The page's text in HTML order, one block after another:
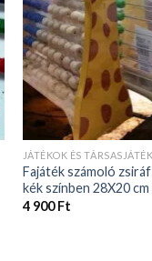
JÁTÉKOK ÉS
Fajáték számoló
kék színben 28X20 cm
4 900Ft